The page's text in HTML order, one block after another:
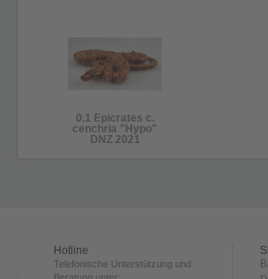
0.1 Epicrates c.
cenchria "Hypo"
DNZ 2021
Hotline
Telefonische Unterstützung und
Beratung unter: